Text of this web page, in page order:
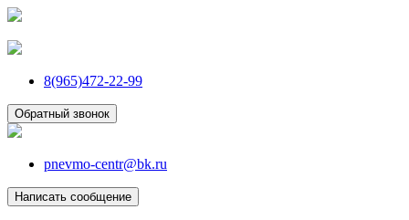
8(965)472-22-99
Обратный звонок
pnevmo-centr@bk.ru
Написать сообщение